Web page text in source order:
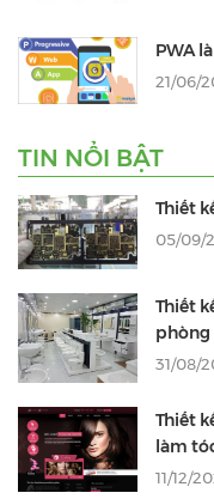
PWA
21/06/
TIN NỔI BẬT
Thiết
05/09/
Thiết
phòng
31/08/
Thiết
làm
11/12/